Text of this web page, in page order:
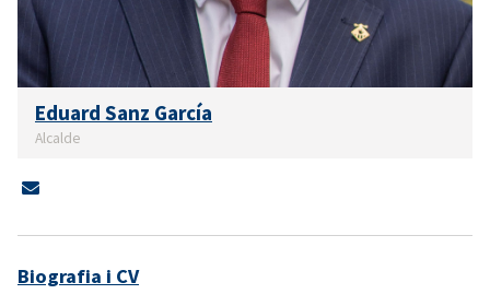
Eduard Sanz García
Alcalde
Biografia i CV